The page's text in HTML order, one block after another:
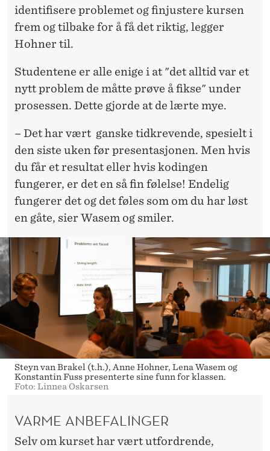
identifisere problemet og finjustere kursen
frem og tilbake for å få det riktig, legger
Hohner til.
Studentene er alle enige i at "det alltid var et
nytt problem de måtte prøve å fikse" under
prosessen. Dette gjorde at de lærte mye.
– Det har vært ganske tidkrevende, spesielt i
den siste uken før presentasjonen. Men hvis
du får et resultat eller hvis kodingen
fungerer, er det en så fin følelse! Endelig
fungerer det og det føles som om du har løst
en gåte, sier Wasem og smiler.
Steyn van Brakel (t.h.), Anne Hohner, Lena Wasem og
Konstantin Fuss presenterte sine funn for klassen.
Foto: Linnea Oskarsen
VARME ANBEFALINGER
Selv om kurset har vært utfordrende,